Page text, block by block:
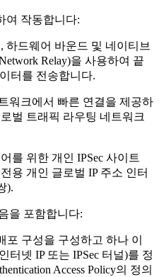
여 작동합니다:
하드웨어 바운드 및 네이티브
Relay)을 사용하여 끝
터를 전송합니다.
워크에서 빠른 연결을 제공하
벌 트래픽 라우팅 네트워크
를 위한 개인 IPSec 사이트
용 개인 글로벌 IP 주소 인터
).
을 포함합니다:
포 구성을 구성하고 하나 이
터넷 IP 또는 IPSec 터널)를 정
Access Policy의 정의